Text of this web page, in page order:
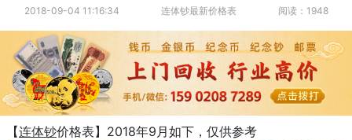
2018-09-04 11:16:34 连体钞最新价格表 阅读：1948
【连体钞价格表】2018年9月如下，仅供参考